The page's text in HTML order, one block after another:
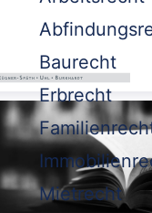
Baurecht
Erbrecht
Mietrecht